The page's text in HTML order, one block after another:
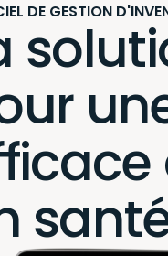
informatique
Immobilisations
bord Inventaire
DE GESTION